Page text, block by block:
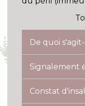
De quoi
Signalement
Constat